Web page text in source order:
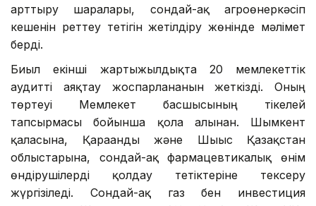
арттыру шаралары, сондай-ақ агроөнеркәсіп
кешенін реттеу тетігін жетілдіру жөнінде мәлімет
берді.
Биыл екінші жартыжылдықта 20 мемлекеттік
аудитті аяқтау жоспарланғанын жеткізді. Оның
төртеуі Мемлекет басшысының тікелей
тапсырмасы бойынша қолға алынған. Шымкент
қаласына, Қарағанды және Шығыс Қазақстан
облыстарына, сондай-ақ фармацевтикалық өнім
өндірушілерді қолдау тетіктеріне тексеру
жүргізіледі. Сондай-ақ газ бен инвестиция